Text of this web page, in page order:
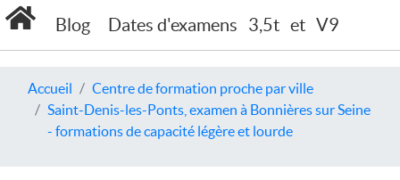
Blog Dates d'examens 3,5t et V9
Accueil
Centre de formation proche par ville
Saint-Denis-les-Ponts, examen à Bonnières sur Seine
- formations de capacité légère et lourde